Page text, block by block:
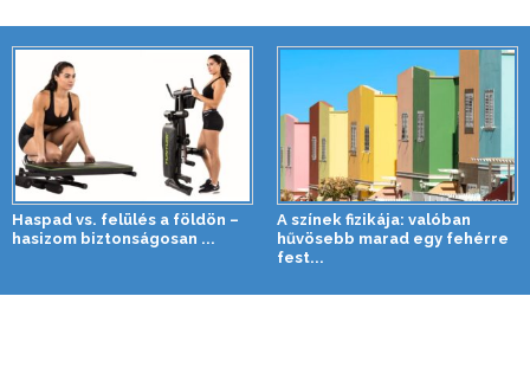
Haspad vs. felülés a földön –
hasizom biztonságosan ...
A színek fizikája: valóban
hűvösebb marad egy fehérre
fest...